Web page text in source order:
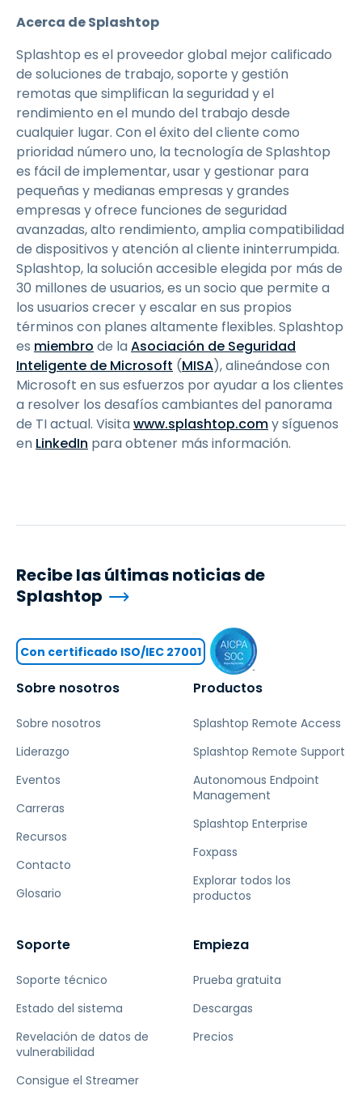
Acerca de Splashtop
Splashtop es el proveedor global mejor calificado
de soluciones de trabajo, soporte y gestión
remotas que simplifican la seguridad y el
rendimiento en el mundo del trabajo desde
cualquier lugar. Con el éxito del cliente como
prioridad número uno, la tecnología de Splashtop
es fácil de implementar, usar y gestionar para
pequeñas y medianas empresas y grandes
empresas y ofrece funciones de seguridad
avanzadas, alto rendimiento, amplia compatibilidad
de dispositivos y atención al cliente ininterrumpida.
Splashtop, la solución accesible elegida por más de
30 millones de usuarios, es un socio que permite a
los usuarios crecer y escalar en sus propios
términos con planes altamente flexibles. Splashtop
es miembro de laAsociación de Seguridad
Inteligente de Microsoft (MISA), alineándose con
Microsoft en sus esfuerzos por ayudar a los clientes
a resolver los desafíos cambiantes del panorama
de TI actual. Visitawww.splashtop.comy síguenos
en LinkedIn para obtener más información.
Sobre nosotros
Sobre nosotros
Liderazgo
Eventos
Carreras
Recursos
Contacto
Glosario
Productos
Splashtop Remote Access
Splashtop Remote Support
Autonomous Endpoint
Management
Splashtop Enterprise
Foxpass
Explorar todos los
productos
Soporte
Soporte técnico
Estado del sistema
Revelación de datos de
vulnerabilidad
Consigue el Streamer
Empieza
Prueba gratuita
Descargas
Precios
Recibe las últimas noticias de
Splashtop
Con certificado ISO/IEC 27001